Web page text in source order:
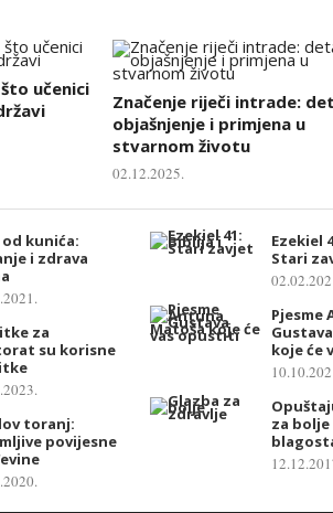
učenici
Značenje riječi intrade:
objašnjenje i primjena u
stvarnom životu
02.12.2025.
od kunića:
i zdrava
za
su korisne
toranj:
povijesne
Ezekiel
Stari
Pjesme
koje će
za